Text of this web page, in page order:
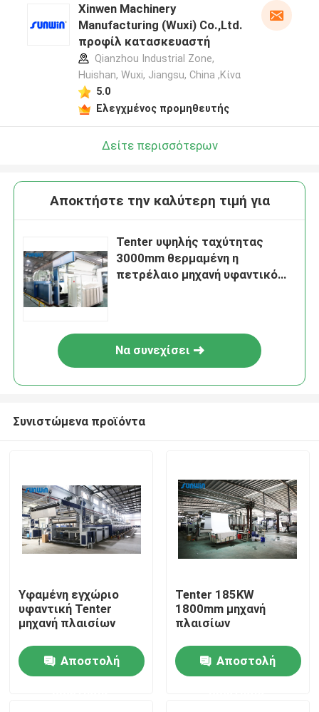
Σπίτι
Προϊόντα
Xinwen Machinery
Manufacturing (Wuxi) Co.,Ltd.
προφίλ κατασκευαστή
Qianzhou Industrial Zone,
Huishan, Wuxi, Jiangsu, China ,Κίνα
5.0
Ελεγχμένος προμηθευτής
Δείτε περισσότερων
Αποκτήστε την καλύτερη τιμή για
Tenter υψηλής ταχύτητας
3000mm θερμαμένη η
πετρέλαιο μηχανή υφαντικό
Να συνεχίσει
Συνιστώμενα προϊόντα
Υφαμένη εγχώριο
υφαντική Tenter
μηχανή πλαισίων
Αποστολή
Tenter 185KW
1800mm μηχανή
πλαισίων
Αποστολή